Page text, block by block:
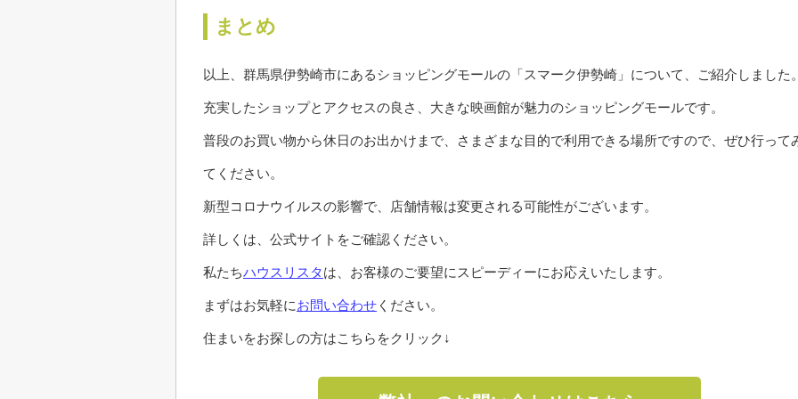
まとめ
以上、群馬県伊勢崎市にあるショッピングモールの「スマーク伊勢崎」について、ご紹介しました
充実したショップとアクセスの良さ、大きな映画館が魅力のショッピングモールです。
普段のお買い物から休日のお出かけまで、さまざまな目的で利用できる場所ですので、ぜひ行って
てください。
新型コロナウイルスの影響で、店舗情報は変更される可能性がございます。
詳しくは、公式サイトをご確認ください。
私たちハウスリスタは、お客様のご要望にスピーディーにお応えいたします。
まずはお気軽にお問い合わせ ください。
住まいをお探しの方はこちらをクリック↓